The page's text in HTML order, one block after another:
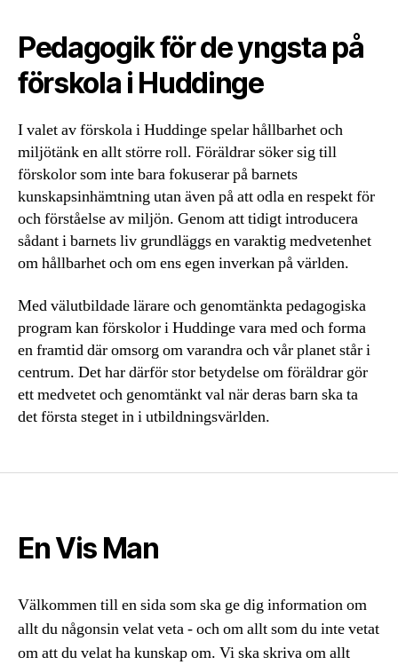
Pedagogik för de yngsta på
förskola i Huddinge
I valet av förskola i Huddinge spelar hållbarhet och
miljötänk en allt större roll. Föräldrar söker sig till
förskolor som inte bara fokuserar på barnets
kunskapsinhämtning utan även på att odla en respekt för
och förståelse av miljön. Genom att tidigt introducera
sådant i barnets liv grundläggs en varaktig medvetenhet
om hållbarhet och om ens egen inverkan på världen.
Med välutbildade lärare och genomtänkta pedagogiska
program kan förskolor i Huddinge vara med och forma
en framtid där omsorg om varandra och vår planet står i
centrum. Det har därför stor betydelse om föräldrar gör
ett medvetet och genomtänkt val när deras barn ska ta
det första steget in i utbildningsvärlden.
En Vis Man
Välkommen till en sida som ska ge dig information om
allt du någonsin velat veta - och om allt som du inte vetat
om att du velat ha kunskap om. Vi ska skriva om allt